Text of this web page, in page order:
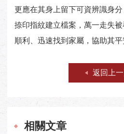
更應在其身上留下可資辨識身
捺印指紋建立檔案，萬一走失
順利、迅速找到家屬，協助其平
返回上
相關文章